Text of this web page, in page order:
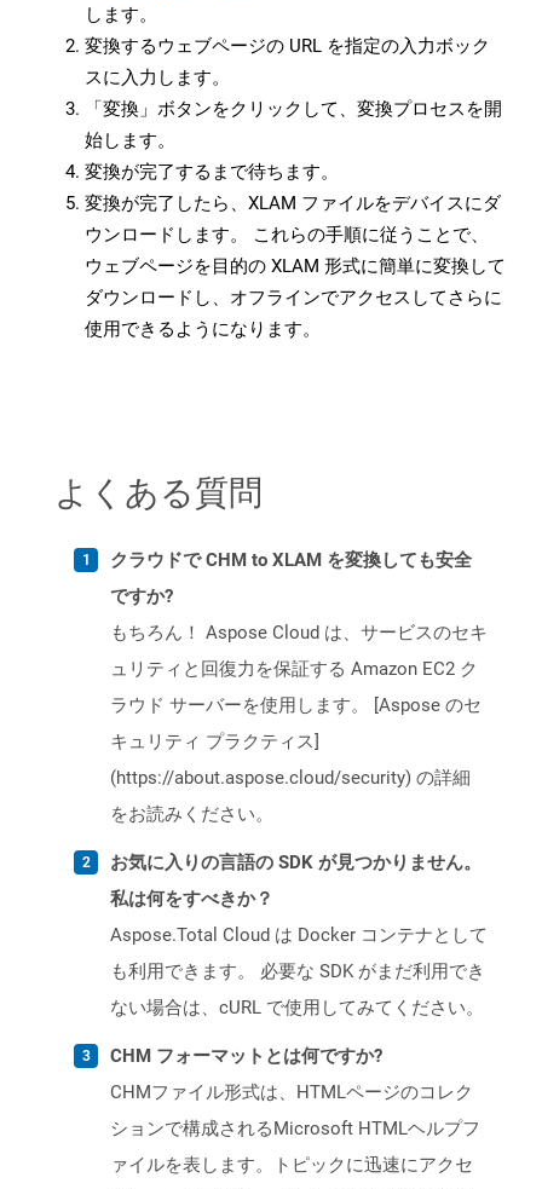
します。
変換するウェブページの URL を指定の入力ボック
スに入力します。
「変換」ボタンをクリックして、変換プロセスを開
始します。
変換が完了するまで待ちます。
変換が完了したら、XLAM ファイルをデバイスにダ
ウンロードします。 これらの手順に従うことで、
ウェブページを目的の XLAM 形式に簡単に変換して
ダウンロードし、オフラインでアクセスしてさらに
使用できるようになります。
よくある質問
クラウドで CHM to XLAM を変換しても安全
ですか?
もちろん！ Aspose Cloud は、サービスのセキ
ュリティと回復力を保証する Amazon EC2 ク
ラウド サーバーを使用します。 [Aspose のセ
キュリティ プラクティス]
(https://about.aspose.cloud/security) の詳細
をお読みください。
お気に入りの言語の SDK が見つかりません。
私は何をすべきか？
Aspose.Total Cloud は Docker コンテナとして
も利用できます。 必要な SDK がまだ利用でき
ない場合は、cURL で使用してみてください。
CHM フォーマットとは何ですか?
CHMファイル形式は、HTMLページのコレク
ションで構成されるMicrosoft HTMLヘルプフ
ァイルを表します。トピックに迅速にアクセ